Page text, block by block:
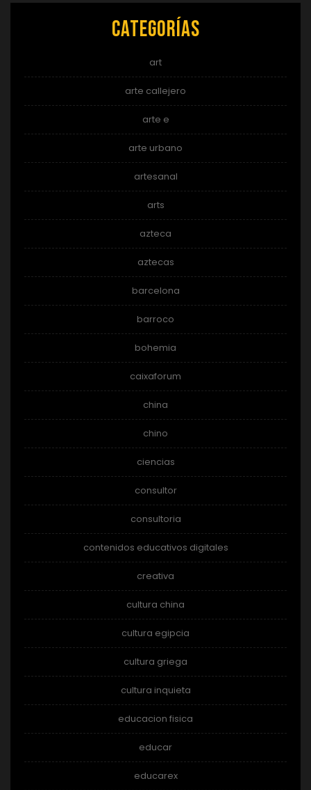
Categorías
art
arte callejero
arte e
arte urbano
artesanal
arts
azteca
aztecas
barcelona
barroco
bohemia
caixaforum
china
chino
ciencias
consultor
consultoria
contenidos educativos digitales
creativa
cultura china
cultura egipcia
cultura griega
cultura inquieta
educacion fisica
educar
educarex